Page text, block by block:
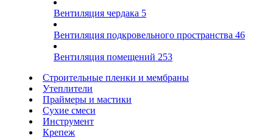
Вентиляция чердака 5
Вентиляция подкровельного пространства 46
Вентиляция помещений 253
Строительные пленки и мембраны
Утеплители
Праймеры и мастики
Сухие смеси
Инструмент
Крепеж